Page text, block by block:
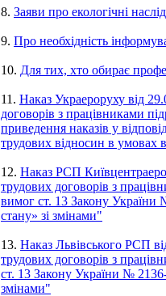
8. Заяви про екологічні
9. Про необхідність
10. Для тих, хто обирає
11. Наказ Украероруху від
договорів з працівниками
приведення наказів у
трудових відносин в умовах
12. Наказ РСП
трудових договорів з
вимог ст. 13 Закону України
стану» зі змінами"
13. Наказ Львівського РСП
трудових договорів з
ст. 13 Закону України №
змінами"